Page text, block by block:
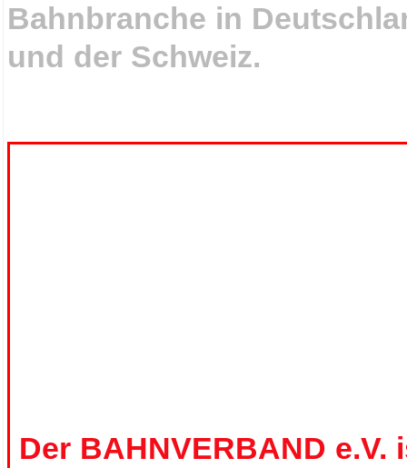
Bahnbranche in
und der Schweiz.
Der BAHNVERBAND e.V.